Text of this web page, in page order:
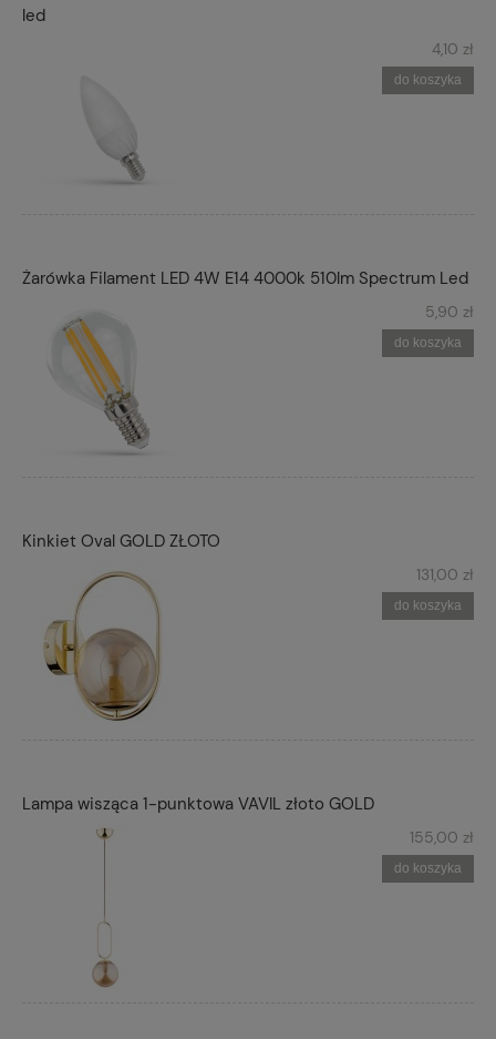
led
4,10 zł
do koszyka
Żarówka Filament LED 4W E14 4000k 510lm Spectrum Led
5,90 zł
do koszyka
Kinkiet Oval GOLD ZŁOTO
131,00 zł
do koszyka
Lampa wisząca 1-punktowa VAVIL złoto GOLD
155,00 zł
do koszyka